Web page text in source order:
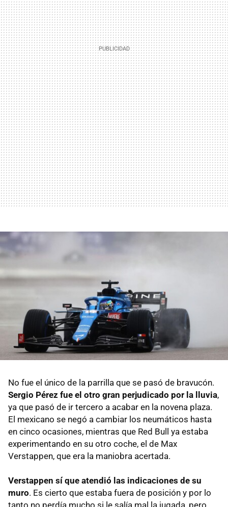
No fue el único de la parrilla que se pasó de bravucón.
Sergio Pérez fue el otro gran perjudicado por la lluvia,
ya que pasó de ir tercero a acabar en la novena plaza.
El mexicano se negó a cambiar los neumáticos hasta
en cinco ocasiones, mientras que Red Bull ya estaba
experimentando en su otro coche, el de Max
Verstappen, que era la maniobra acertada.
Verstappen sí que atendió las indicaciones de su
muro. Es cierto que estaba fuera de posición y por lo
tanto no perdía mucho si le salía mal la jugada, pero